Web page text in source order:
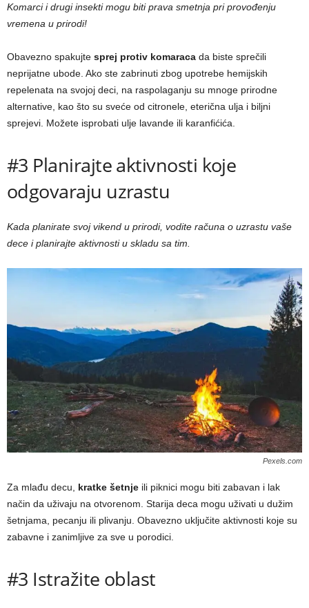
Komarci i drugi insekti mogu biti prava smetnja pri provođenju
vremena u prirodi!
Obavezno spakujte sprej protiv komaraca da biste sprečili
neprijatne ubode. Ako ste zabrinuti zbog upotrebe hemijskih
repelenata na svojoj deci, na raspolaganju su mnoge prirodne
alternative, kao što su sveće od citronele, eterična ulja i biljni
sprejevi. Možete isprobati ulje lavande ili karanfićića.
#3 Planirajte aktivnosti koje
odgovaraju uzrastu
Kada planirate svoj vikend u prirodi, vodite računa o uzrastu vaše
dece i planirajte aktivnosti u skladu sa tim.
Pexels.com
Za mlađu decu, kratke šetnje ili piknici mogu biti zabavan i lak
način da uživaju na otvorenom. Starija deca mogu uživati u dužim
šetnjama, pecanju ili plivanju. Obavezno uključite aktivnosti koje su
zabavne i zanimljive za sve u porodici.
#3 Istražite oblast